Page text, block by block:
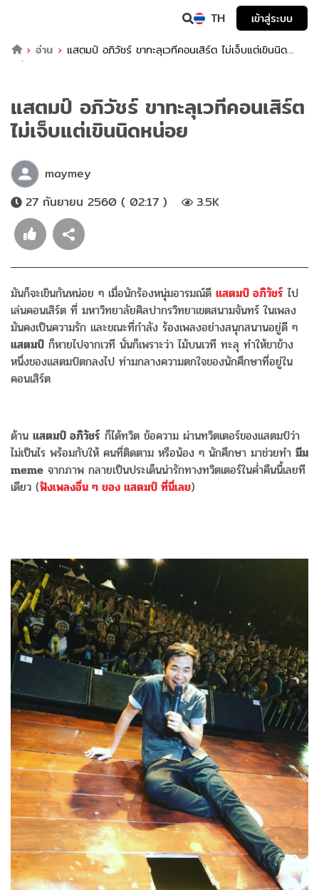
TH
เข้าสู่ระบบ
อ่าน
แสตมป์ อภิวัชร์ ขาทะลุเวทีคอนเสิร์ต ไม่เจ็บแต่เขินนิด
หน่อย
แสตมป์ อภิวัชร์ ขาทะลุเวทีคอนเสิร์ต
ไม่เจ็บแต่เขินนิดหน่อย
maymey
27 กันยายน 2560 ( 02:17 )
3.5K
มันก็จะเขินกันหน่อย ๆ เมื่อนักร้องหนุ่มอารมณ์ดี แสตมป์ อภิวัชร์ ไป
เล่นคอนเสิร์ต ที่ มหาวิทยาลัยศิลปากรวิทยาเขตสนามจันทร์ ในเพลง
มันคงเป็นความรัก และขณะที่กำลัง ร้องเพลงอย่างสนุกสนานอยู่ดี ๆ
แสตมป์ ก็หายไปจากเวที นั่นก็เพราะว่า ไม้บนเวที ทะลุ ทำให้ขาข้าง
หนึ่งของแสตมป์ตกลงไป ท่ามกลางความตกใจของนักศึกษาที่อยู่ใน
คอนเสิร์ต
ด้าน แสตมป์ อภิวัชร์ ก็ได้ทวิต ข้อความ ผ่านทวิตเตอร์ของแสตมป์ว่า
ไม่เป็นไร พร้อมกับให้ คนที่ติดตาม หรือน้อง ๆ นักศึกษา มาช่วยทำ มีม
meme จากภาพ กลายเป็นประเด็นน่ารักทางทวิตเตอร์ในค่ำคืนนี้เลยที
เดียว (ฟังเพลงอื่น ๆ ของ แสตมป์ ที่นี่เลย)